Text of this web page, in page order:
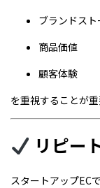
ブランドスト
商品価値
顧客体験
を重視することが重
リピー
スタートアップEC